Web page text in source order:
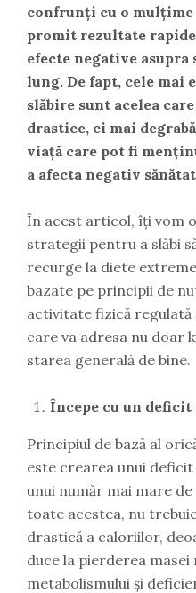
confrunți cu o mulțime
promit rezultate
efecte negative
lung. De fapt, cele mai
slăbire sunt acelea
drastice, ci mai
viață care pot fi
a afecta negativ
În acest articol, îți vom
strategii pentru a slăbi
recurge la diete
bazate pe principii de
activitate fizică regulată
care va adresa nu doar
starea generală de bine.
Începe cu un
Principiul de bază al
este crearea unui
unui număr mai mare
toate acestea, nu
drastică a caloriilor,
duce la pierderea masei
metabolismului și